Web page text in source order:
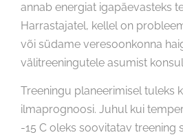
annab energiat igapäevasteks
Harrastajatel, kellel on
või südame veresoonkonna
välitreeningutele asumist
Treeningu planeerimisel tuleks
ilmaprognoosi. Juhul kui
-15 C oleks soovitatav treening